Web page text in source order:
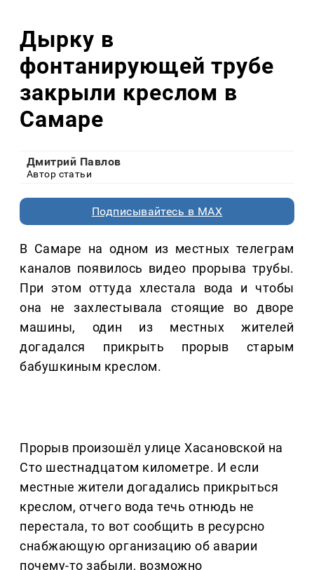
Дырку в
фонтанирующей трубе
закрыли креслом в
Самаре
Дмитрий Павлов
Автор статьи
Подписывайтесь в MAX
В Самаре на одном из местных телеграм
каналов появилось видео прорыва трубы.
При этом оттуда хлестала вода и чтобы
она не захлестывала стоящие во дворе
машины, один из местных жителей
догадался прикрыть прорыв старым
бабушкиным креслом.
Прорыв произошёл улице Хасановской на
Сто шестнадцатом километре. И если
местные жители догадались прикрыться
креслом, отчего вода течь отнюдь не
перестала, то вот сообщить в ресурсно
снабжающую организацию об аварии
почему-то забыли, возможно